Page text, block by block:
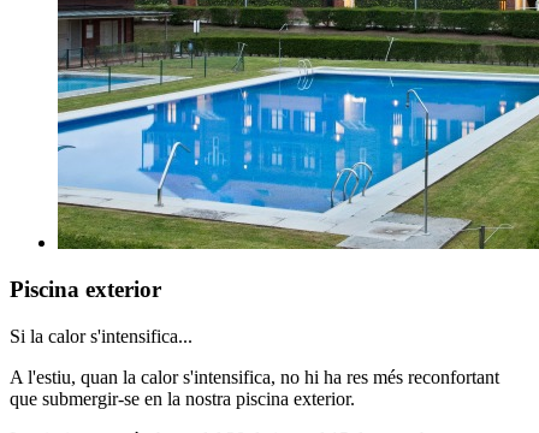
Piscina exterior
Si la calor s'intensifica...
A l'estiu, quan la calor s'intensifica, no hi ha res més reconfortant
que submergir-se en la nostra piscina exterior.